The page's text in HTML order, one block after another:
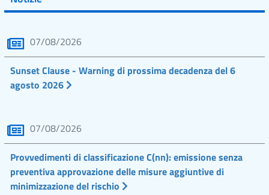
07/08/2026
Sunset Clause - Warning di prossima decadenza del 6
agosto 2026
07/08/2026
Provvedimenti di classificazione C(nn): emissione senza
preventiva approvazione delle misure aggiuntive di
minimizzazione del rischio